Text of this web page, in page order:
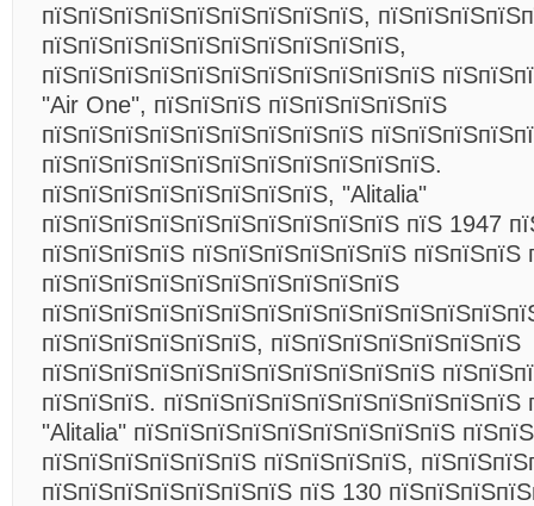
пїЅпїЅпїЅпїЅпїЅпїЅпїЅпїЅпїЅ,
пїЅпїЅпїЅпїЅпїЅпїЅпїЅпїЅпїЅпїЅ,
пїЅпїЅпїЅпїЅпїЅпїЅпїЅпїЅпїЅпїЅпїЅ
"Air One", пїЅпїЅпїЅ пїЅпїЅпїЅпїЅпїЅ
пїЅпїЅпїЅпїЅпїЅпїЅпїЅпїЅпїЅ
пїЅпїЅпїЅпїЅпїЅпїЅпїЅпїЅпїЅпїЅпїЅ.
пїЅпїЅпїЅпїЅпїЅпїЅпїЅпїЅ, "Alitalia"
пїЅпїЅпїЅпїЅпїЅпїЅпїЅпїЅпїЅпїЅ пїЅ 1947
пїЅпїЅпїЅпїЅ пїЅпїЅпїЅпїЅпїЅпїЅ пїЅпїЅпїЅ
пїЅпїЅпїЅпїЅпїЅпїЅпїЅпїЅпїЅпїЅ
пїЅпїЅпїЅпїЅпїЅпїЅ, пїЅпїЅпїЅпїЅпїЅпїЅпїЅ
пїЅпїЅпїЅпїЅпїЅпїЅпїЅпїЅпїЅпїЅпїЅ
пїЅпїЅпїЅ. пїЅпїЅпїЅпїЅпїЅпїЅпїЅпїЅпїЅпїЅ
"Alitalia" пїЅпїЅпїЅпїЅпїЅпїЅпїЅпїЅпїЅ
пїЅпїЅпїЅпїЅпїЅпїЅ пїЅпїЅпїЅпїЅ,
пїЅпїЅпїЅпїЅпїЅпїЅпїЅ пїЅ 130